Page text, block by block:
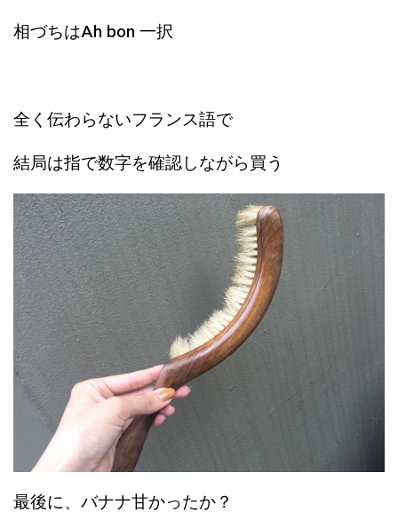
相づちはAh bon 一択
全く伝わらないフランス語で
結局は指で数字を確認しながら買う
最後に、バナナ甘かったか？